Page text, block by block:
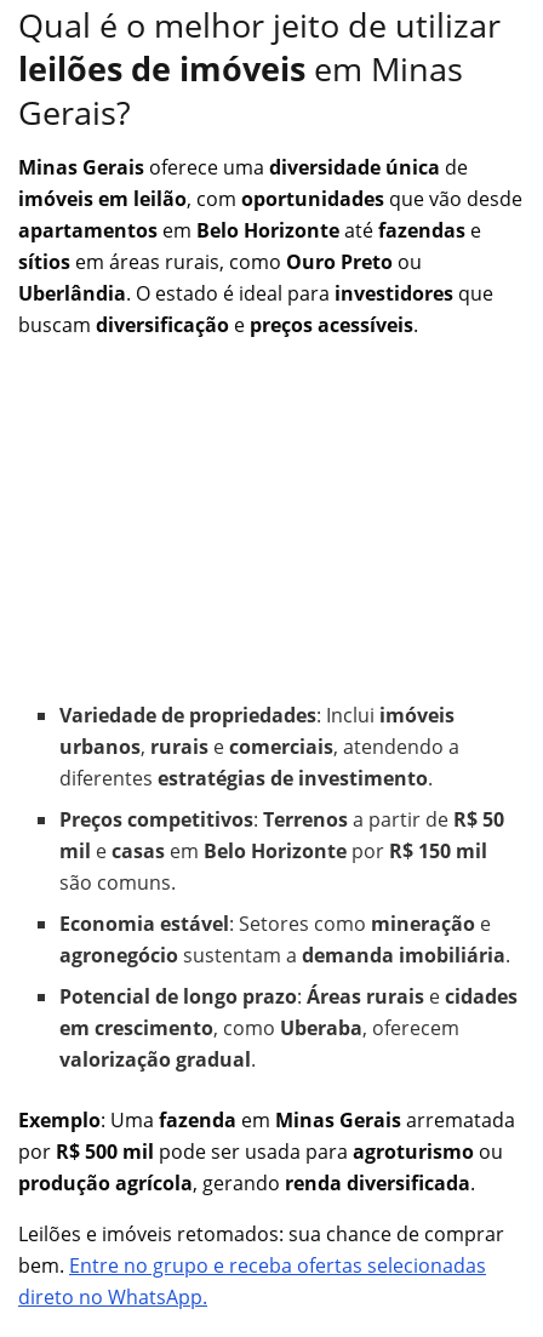
Qual é o melhor jeito de utilizar
leilões de imóveis em Minas
Gerais?
Minas Gerais oferece uma diversidade única de
imóveis em leilão, com oportunidades que vão desde
apartamentos em Belo Horizonteatéfazendas e
sítios em áreas rurais, como Ouro Preto ou
Uberlândia. O estado é ideal para investidores que
buscam diversificação e preços acessíveis.
Variedade de propriedades: Inclui imóveis
urbanos, rurais ecomerciais, atendendo a
diferentesestratégias de investimento.
Preços competitivos:Terrenosa partir de R$ 50
mil ecasas em Belo Horizonte por R$ 150 mil
são comuns.
Economia estável: Setores como mineração e
agronegóciosustentam ademanda imobiliária.
Potencial de longo prazo:Áreas rurais ecidades
em crescimento, como Uberaba, oferecem
valorização gradual.
Exemplo: Uma fazenda em Minas Geraisarrematada
por R$ 500 mil pode ser usada para agroturismo ou
produção agrícola, gerando renda diversificada.
Leilões e imóveis retomados: sua chance de comprar
bem. Entre no grupo e receba ofertas selecionadas
direto no WhatsApp.